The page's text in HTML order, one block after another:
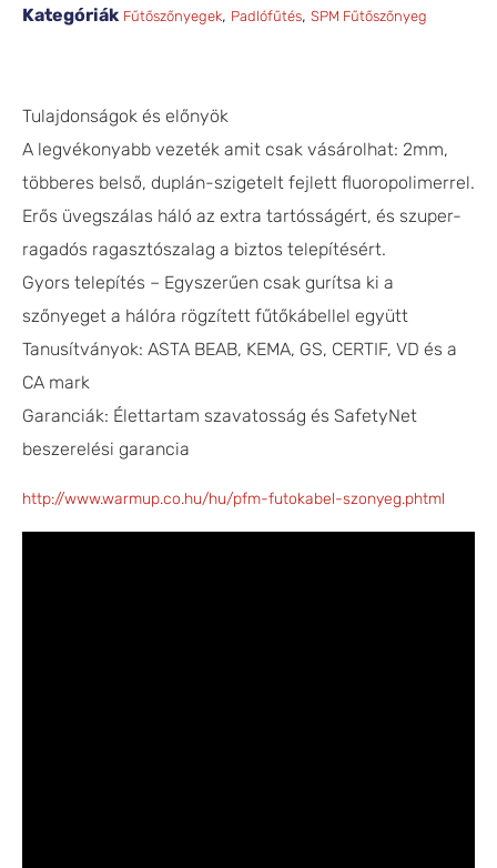
Kategóriák Fűtőszőnyegek, Padlófűtés, SPM Fűtőszőnyeg
Tulajdonságok és előnyök
A legvékonyabb vezeték amit csak vásárolhat: 2mm,
többeres belső, duplán-szigetelt fejlett fluoropolimerrel.
Erős üvegszálas háló az extra tartósságért, és szuper-
ragadós ragasztószalag a biztos telepítésért.
Gyors telepítés – Egyszerűen csak gurítsa ki a
szőnyeget a hálóra rögzített fűtőkábellel együtt
Tanusítványok: ASTA BEAB, KEMA, GS, CERTIF, VD és a
CA mark
Garanciák: Élettartam szavatosság és SafetyNet
beszerelési garancia
http://www.warmup.co.hu/hu/pfm-futokabel-szonyeg.phtml